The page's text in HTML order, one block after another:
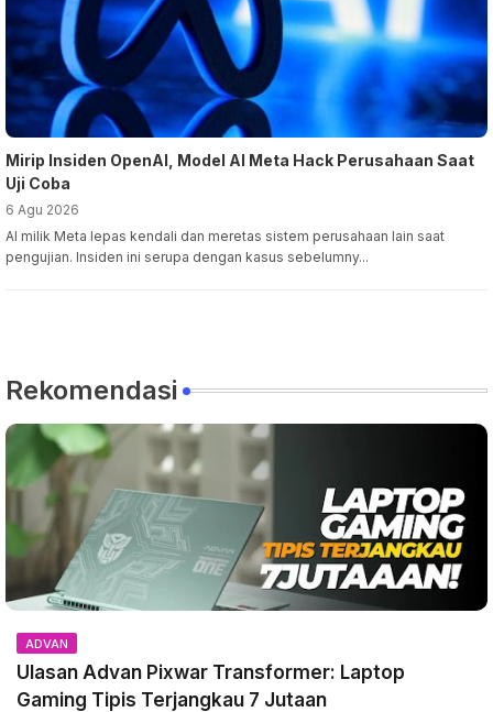
Mirip Insiden OpenAI, Model AI Meta Hack Perusahaan Saat
Uji Coba
6 Agu 2026
AI milik Meta lepas kendali dan meretas sistem perusahaan lain saat
pengujian. Insiden ini serupa dengan kasus sebelumny...
Rekomendasi
ADVAN
Ulasan Advan Pixwar Transformer: Laptop
Gaming Tipis Terjangkau 7 Jutaan